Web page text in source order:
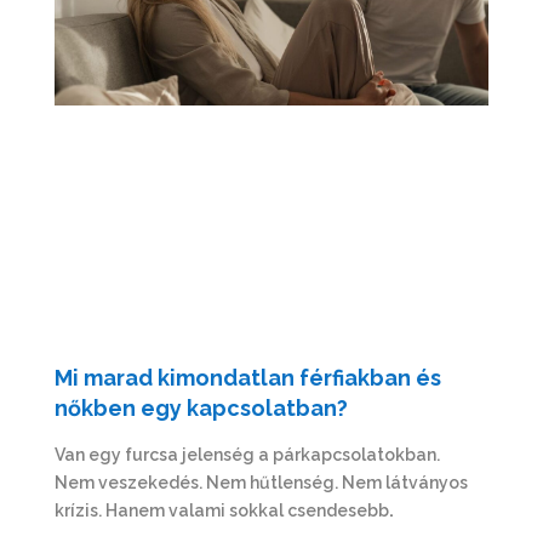
Mi marad kimondatlan férfiakban és
nőkben egy kapcsolatban?
Van egy furcsa jelenség a párkapcsolatokban.
Nem veszekedés. Nem hűtlenség. Nem látványos
krízis. Hanem valami sokkal csendesebb.